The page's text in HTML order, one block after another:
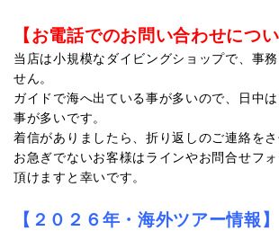
【お電話でのお問い合わせについ
当店は小規模なダイビングショップで、事
せん。
ガイドで海へ出ている事が多いので、日中
事が多いです。
着信がありましたら、折り返しのご連絡をさ
お急ぎでないお客様はラインやお問合せフ
頂けますと幸いです。
【２０２６年・海外ツアー情報】